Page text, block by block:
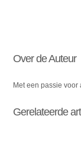
Over de Auteur
Met een passie
Gerelateerde